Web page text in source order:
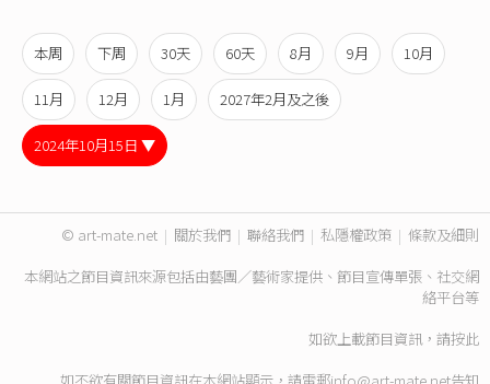
本周 下周 30天 60天 8月 9月 10月
11月 12月 1月 2027年2月及之後
2024年10月15日 ▼
© art-mate.net | 關於我們 | 聯絡我們 | 私隱權政策 | 條款及細則
本網站之節目資訊來源包括由藝團／藝術家提供、節目宣傳單張、社交網
絡平台等
如欲上載節目資訊，請按此